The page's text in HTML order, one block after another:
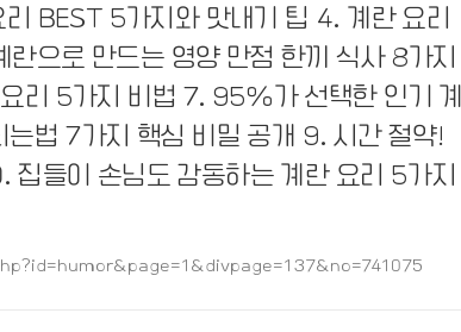
BEST 5가지와 맛내기 팁 4. 계란 요리
으로 만드는 영양 만점 한끼 식사 8가지
리 5가지 비법 7. 95%가 선택한 인기 계
법 7가지 핵심 비밀 공개 9. 시간 절약!
집들이 손님도 감동하는 계란 요리 5가지